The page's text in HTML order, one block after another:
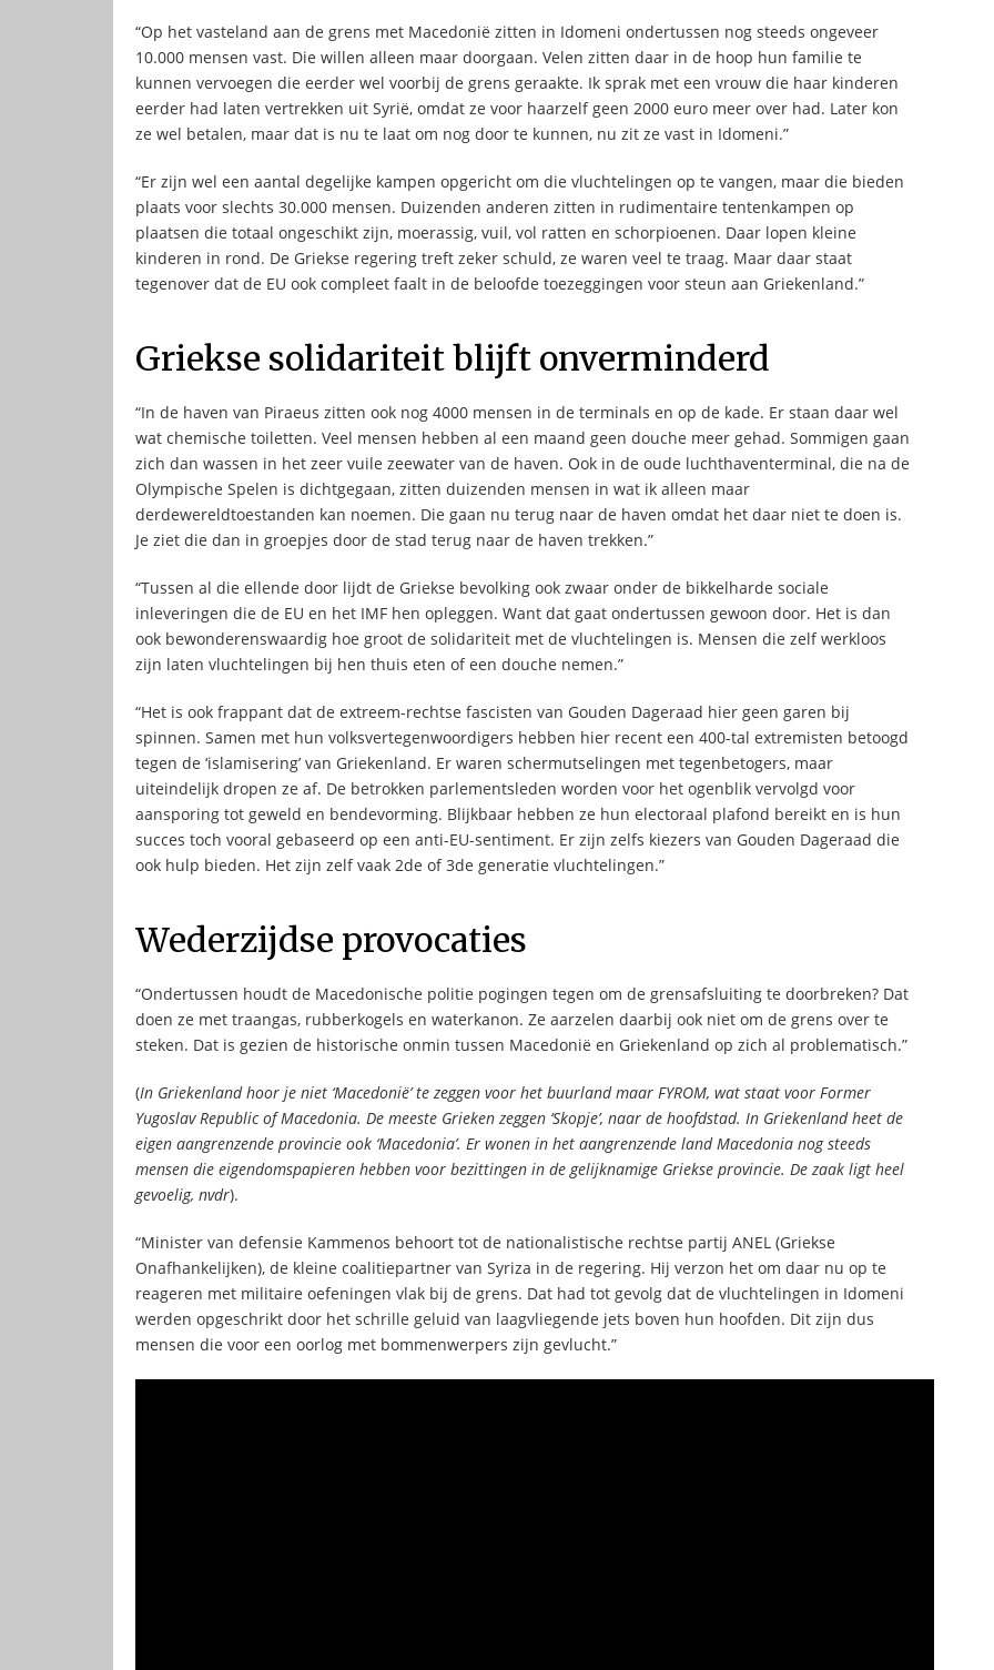
“Op het vasteland aan de grens met Macedonië zitten in Idomeni ondertussen nog steeds ongeveer
10.000 mensen vast. Die willen alleen maar doorgaan. Velen zitten daar in de hoop hun familie te
kunnen vervoegen die eerder wel voorbij de grens geraakte. Ik sprak met een vrouw die haar kinderen
eerder had laten vertrekken uit Syrië, omdat ze voor haarzelf geen 2000 euro meer over had. Later kon
ze wel betalen, maar dat is nu te laat om nog door te kunnen, nu zit ze vast in Idomeni.”
“Er zijn wel een aantal degelijke kampen opgericht om die vluchtelingen op te vangen, maar die bieden
plaats voor slechts 30.000 mensen. Duizenden anderen zitten in rudimentaire tentenkampen op
plaatsen die totaal ongeschikt zijn, moerassig, vuil, vol ratten en schorpioenen. Daar lopen kleine
kinderen in rond. De Griekse regering treft zeker schuld, ze waren veel te traag. Maar daar staat
tegenover dat de EU ook compleet faalt in de beloofde toezeggingen voor steun aan Griekenland.”
Griekse solidariteit blijft onverminderd
“In de haven van Piraeus zitten ook nog 4000 mensen in de terminals en op de kade. Er staan daar wel
wat chemische toiletten. Veel mensen hebben al een maand geen douche meer gehad. Sommigen gaan
zich dan wassen in het zeer vuile zeewater van de haven. Ook in de oude luchthaventerminal, die na de
Olympische Spelen is dichtgegaan, zitten duizenden mensen in wat ik alleen maar
derdewereldtoestanden kan noemen. Die gaan nu terug naar de haven omdat het daar niet te doen is.
Je ziet die dan in groepjes door de stad terug naar de haven trekken.”
“Tussen al die ellende door lijdt de Griekse bevolking ook zwaar onder de bikkelharde sociale
inleveringen die de EU en het IMF hen opleggen. Want dat gaat ondertussen gewoon door. Het is dan
ook bewonderenswaardig hoe groot de solidariteit met de vluchtelingen is. Mensen die zelf werkloos
zijn laten vluchtelingen bij hen thuis eten of een douche nemen.”
“Het is ook frappant dat de extreem-rechtse fascisten van Gouden Dageraad hier geen garen bij
spinnen. Samen met hun volksvertegenwoordigers hebben hier recent een 400-tal extremisten betoogd
tegen de ‘islamisering’ van Griekenland. Er waren schermutselingen met tegenbetogers, maar
uiteindelijk dropen ze af. De betrokken parlementsleden worden voor het ogenblik vervolgd voor
aansporing tot geweld en bendevorming. Blijkbaar hebben ze hun electoraal plafond bereikt en is hun
succes toch vooral gebaseerd op een anti-EU-sentiment. Er zijn zelfs kiezers van Gouden Dageraad die
ook hulp bieden. Het zijn zelf vaak 2de of 3de generatie vluchtelingen.”
Wederzijdse provocaties
“Ondertussen houdt de Macedonische politie pogingen tegen om de grensafsluiting te doorbreken? Dat
doen ze met traangas, rubberkogels en waterkanon. Ze aarzelen daarbij ook niet om de grens over te
steken. Dat is gezien de historische onmin tussen Macedonië en Griekenland op zich al problematisch.”
(In Griekenland hoor je niet ‘Macedonië’ te zeggen voor het buurland maar FYROM, wat staat voor Former
Yugoslav Republic of Macedonia. De meeste Grieken zeggen ‘Skopje’, naar de hoofdstad. In Griekenland heet de
eigen aangrenzende provincie ook ‘Macedonia’. Er wonen in het aangrenzende land Macedonia nog steeds
mensen die eigendomspapieren hebben voor bezittingen in de gelijknamige Griekse provincie. De zaak ligt heel
gevoelig, nvdr).
“Minister van defensie Kammenos behoort tot de nationalistische rechtse partij ANEL (Griekse
Onafhankelijken), de kleine coalitiepartner van Syriza in de regering. Hij verzon het om daar nu op te
reageren met militaire oefeningen vlak bij de grens. Dat had tot gevolg dat de vluchtelingen in Idomeni
werden opgeschrikt door het schrille geluid van laagvliegende jets boven hun hoofden. Dit zijn dus
mensen die voor een oorlog met bommenwerpers zijn gevlucht.”